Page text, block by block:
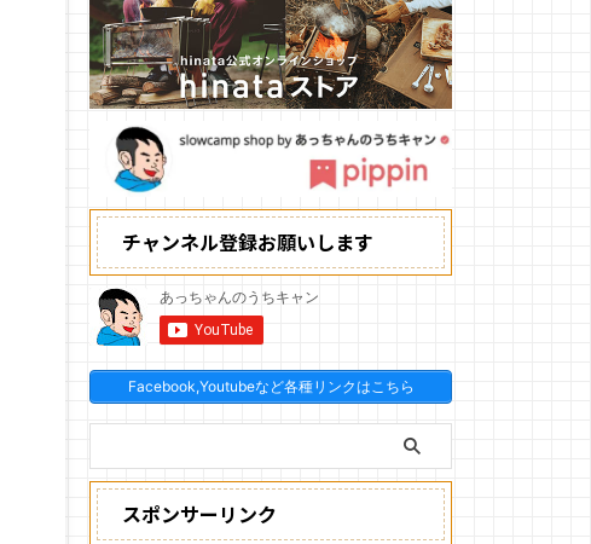
チャンネル登録お願いします
Facebook,Youtubeなど各種リンクはこちら
スポンサーリンク